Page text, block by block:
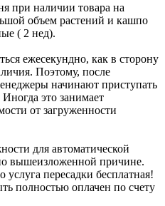
при наличии товара на
объем растений и кашпо
( 2 нед).
ежесекундно, как в сторону
Поэтому, после
начинают приступать
это занимает
от загруженности
для автоматической
вышеизложенной причине.
пересадки бесплатная!
полностью оплачен по счету